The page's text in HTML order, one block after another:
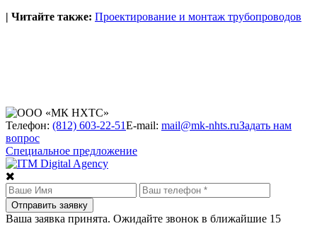
| Читайте также: Проектирование и монтаж трубопроводов
Телефон: (812) 603-22-51E-mail: mail@mk-nhts.ruЗадать нам
вопрос
Специальное предложение
Ваша заявка принята. Ожидайте звонок в ближайшие 15